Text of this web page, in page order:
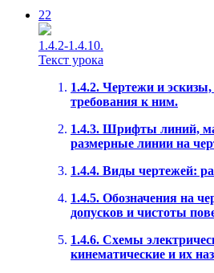
22
1.4.2-1.4.10.
Текст урока
1.4.2. Чертежи и эскизы,
требования к ним.
1.4.3. Шрифты линий,
размерные линии на
1.4.4. Виды чертежей:
1.4.5. Обозначения на
допусков и чистоты
1.4.6. Схемы
кинематические и их